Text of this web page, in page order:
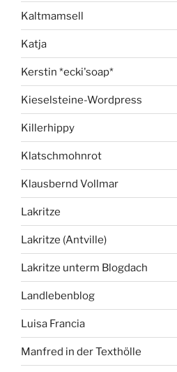
Kaltmamsell
Katja
Kerstin *ecki'soap*
Kieselsteine-Wordpress
Killerhippy
Klatschmohnrot
Klausbernd Vollmar
Lakritze
Lakritze (Antville)
Lakritze unterm Blogdach
Landlebenblog
Luisa Francia
Manfred in der Texthölle